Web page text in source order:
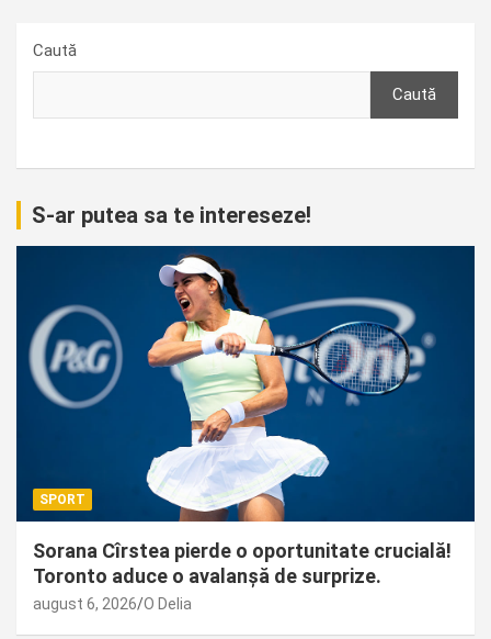
Caută
Caută
S-ar putea sa te intereseze!
SPORT
Sorana Cîrstea pierde o oportunitate crucială!
Toronto aduce o avalanșă de surprize.
august 6, 2026 O Delia